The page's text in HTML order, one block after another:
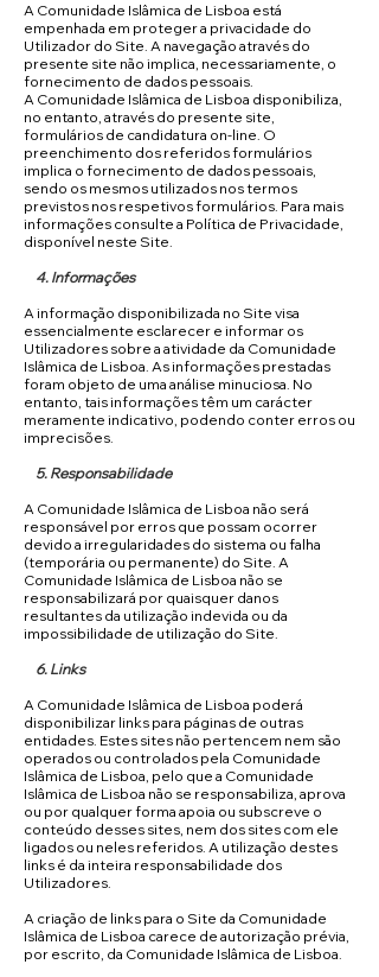
A Comunidade Islâmica de Lisboa está
empenhada em proteger a privacidade do
Utilizador do Site. A navegação através do
presente site não implica, necessariamente, o
fornecimento de dados pessoais.
A Comunidade Islâmica de Lisboa disponibiliza,
no entanto, através do presente site,
formulários de candidatura on-line. O
preenchimento dos referidos formulários
implica o fornecimento de dados pessoais,
sendo os mesmos utilizados nos termos
previstos nos respetivos formulários. Para mais
informações consulte a Política de Privacidade,
disponível neste Site.
4. Informações
A informação disponibilizada no Site visa
essencialmente esclarecer e informar os
Utilizadores sobre a atividade da Comunidade
Islâmica de Lisboa. As informações prestadas
foram objeto de uma análise minuciosa. No
entanto, tais informações têm um carácter
meramente indicativo, podendo conter erros ou
imprecisões.
5. Responsabilidade
A Comunidade Islâmica de Lisboa não será
responsável por erros que possam ocorrer
devido a irregularidades do sistema ou falha
(temporária ou permanente) do Site. A
Comunidade Islâmica de Lisboa não se
responsabilizará por quaisquer danos
resultantes da utilização indevida ou da
impossibilidade de utilização do Site.
6. Links
A Comunidade Islâmica de Lisboa poderá
disponibilizar links para páginas de outras
entidades. Estes sites não pertencem nem são
operados ou controlados pela Comunidade
Islâmica de Lisboa, pelo que a Comunidade
Islâmica de Lisboa não se responsabiliza, aprova
ou por qualquer forma apoia ou subscreve o
conteúdo desses sites, nem dos sites com ele
ligados ou neles referidos. A utilização destes
links é da inteira responsabilidade dos
Utilizadores.
A criação de links para o Site da Comunidade
Islâmica de Lisboa carece de autorização prévia,
por escrito, da Comunidade Islâmica de Lisboa.